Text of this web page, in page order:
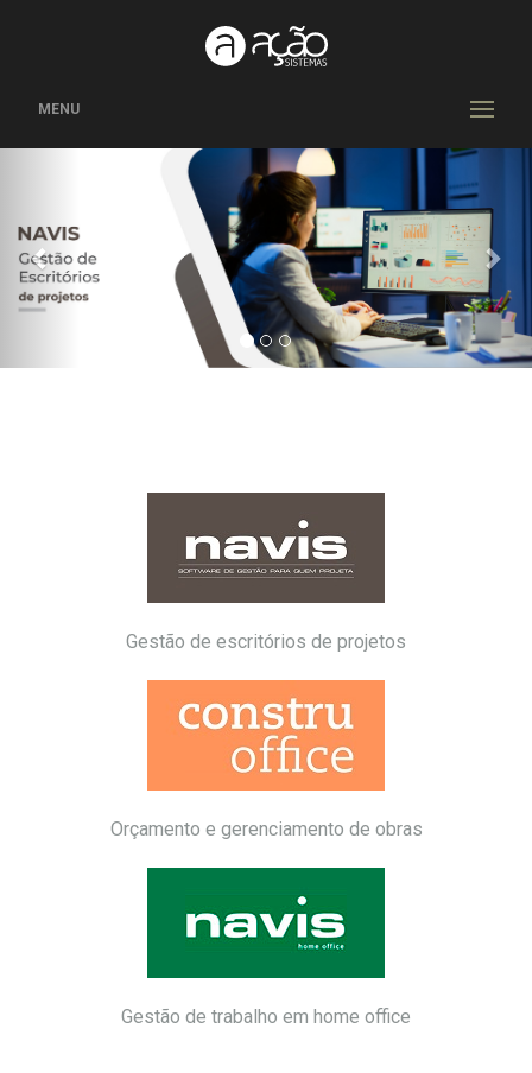
MENU
Gestão de escritórios de projetos
Orçamento e gerenciamento de obras
Gestão de trabalho em home office